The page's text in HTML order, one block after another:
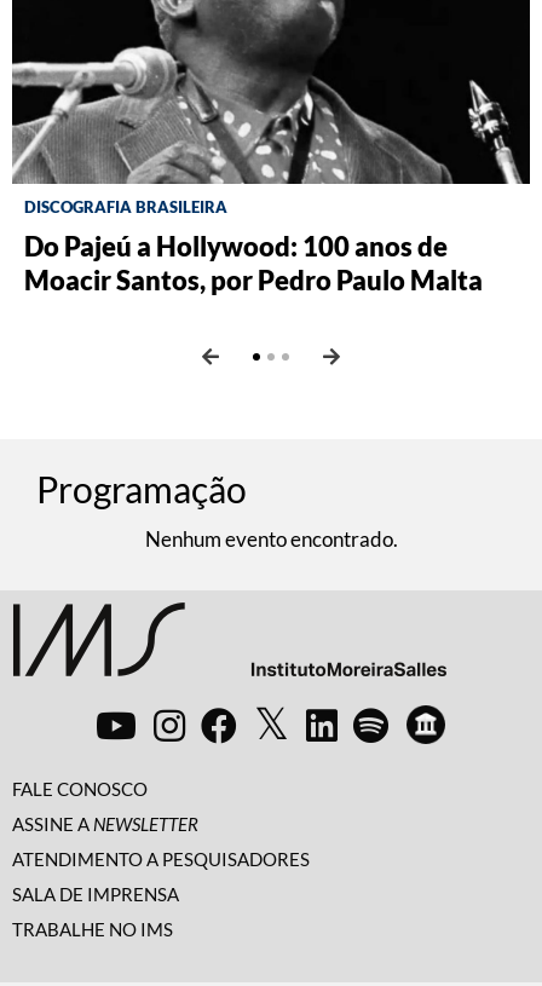
DISCOGRAFIA BRASILEIRA
Do Pajeú a Hollywood: 100 anos de
Moacir Santos, por Pedro Paulo Malta
RÁDIO BATUTA
Ney ao vivo, muito vivo, com Luiz
Fernando Vianna
BRASILIANA FOTOGRÁFICA
O Pombal da Fiocruz, por Ricardo
Augusto dos Santos e Thayane Vicente
Programação
Nenhum evento encontrado.
FALE CONOSCO
ASSINE A NEWSLETTER
ATENDIMENTO A PESQUISADORES
SALA DE IMPRENSA
TRABALHE NO IMS